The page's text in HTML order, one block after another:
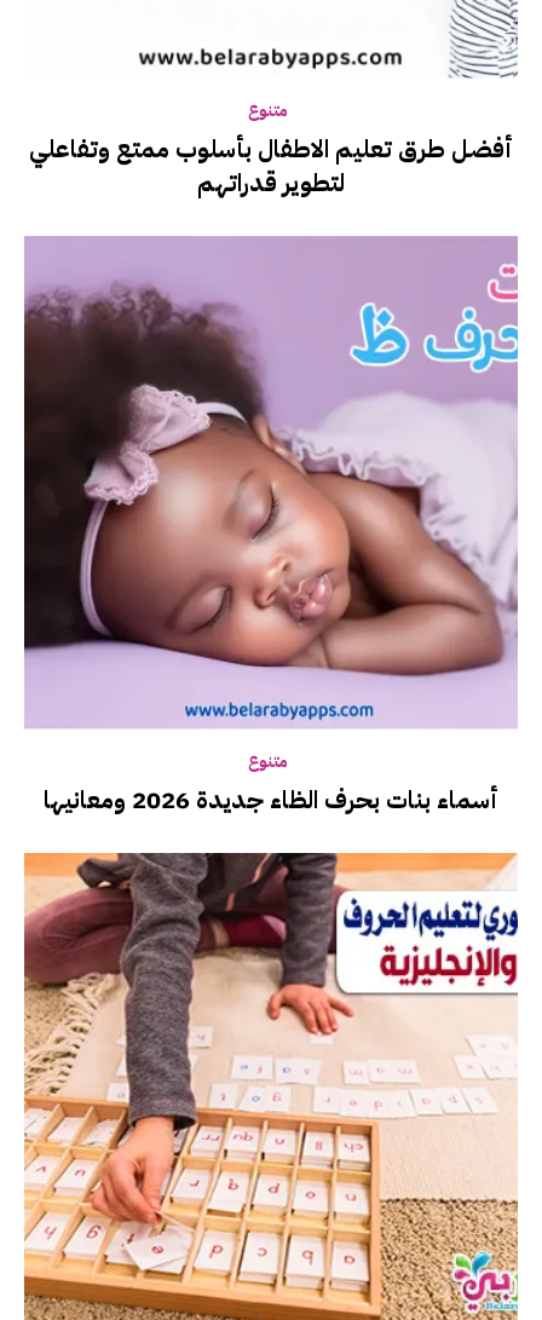
متنوع
أفضل طرق تعليم الاطفال بأسلوب ممتع وتفاعلي
لتطوير قدراتهم
متنوع
أسماء بنات بحرف الظاء جديدة 2026 ومعانيها